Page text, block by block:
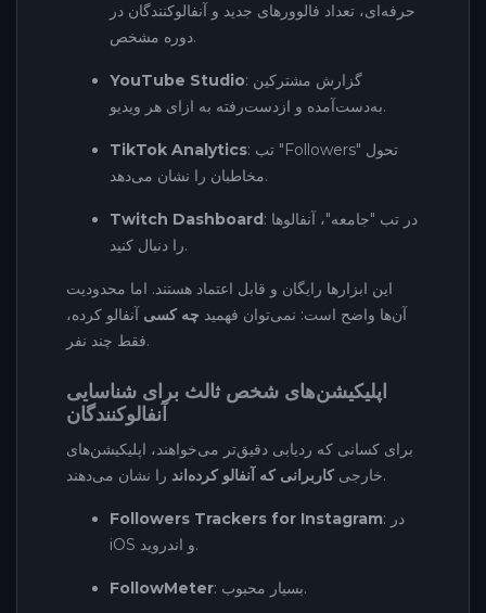
حرفه‌ای، تعداد فالوورهای جدید و آنفالوکنندگان در
دوره مشخص.
YouTube Studio: گزارش مشترکین
به‌دست‌آمده و از‌دست‌رفته به ازای هر ویدیو.
TikTok Analytics: تب "Followers" تحول
مخاطبان را نشان می‌دهد.
Twitch Dashboard: در تب "جامعه"، آنفالوها
را دنبال کنید.
این ابزارها رایگان و قابل اعتماد هستند. اما محدودیت
آن‌ها واضح است: نمی‌توان فهمید چه کسی آنفالو کرده،
فقط چند نفر.
اپلیکیشن‌های شخص ثالث برای شناسایی
آنفالوکنندگان
برای کسانی که ردیابی دقیق‌تر می‌خواهند، اپلیکیشن‌های
خارجیکاربرانی که آنفالو کرده‌اند را نشان می‌دهند.
Followers Trackers for Instagram: در
iOS و اندروید.
FollowMeter : بسیار محبوب.